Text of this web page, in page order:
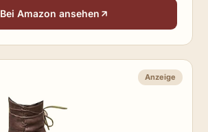
Bei Amazon ansehen
Anzeige